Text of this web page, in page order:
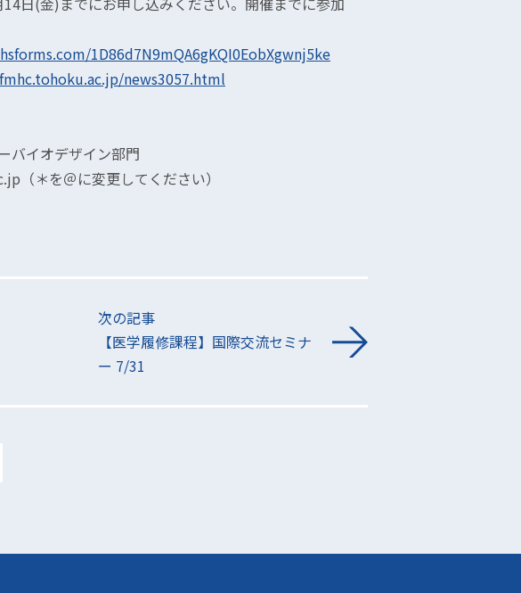
1D86d7N9mQA6gKQI0EobXgwnj5ke
news3057.html
バイオデザイン部門
（＊を＠に変更してください）
次の記事
【医学履修課程】国際交流セミナ
ー 7/31